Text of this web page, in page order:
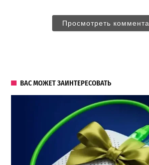
Просмотреть
ВАС МОЖЕТ ЗАИНТЕРЕСОВАТЬ